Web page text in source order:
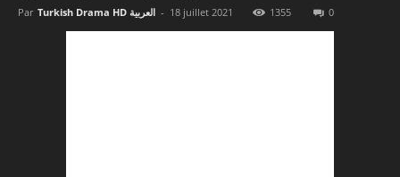
Par Turkish Drama HD العربية - 18 juillet 2021 1355 0